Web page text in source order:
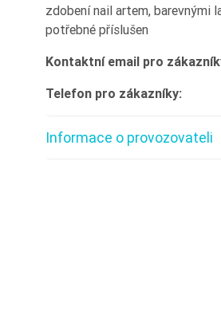
zdobení nail artem, barevnými
potřebné příslušen
Kontaktní email pro
Telefon pro zákazníky:
Informace o provozovateli